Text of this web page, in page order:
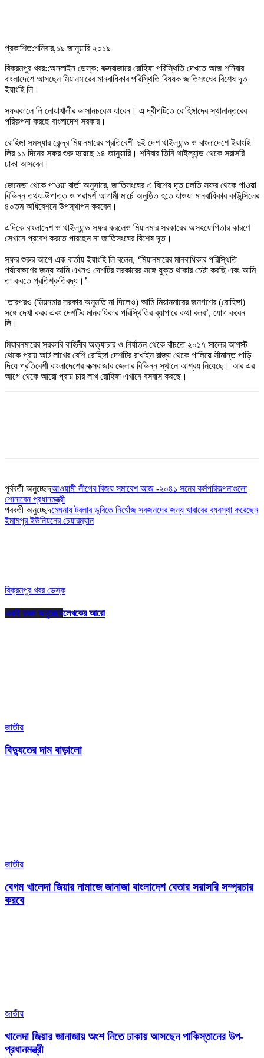
প্রকাশিত:শনিবার,১৯ জানুয়ারি ২০১৯
বিক্রমপুর খবর::অনলাইন ডেস্ক: কক্সবাজারে রোহিঙ্গা পরিস্থিতি দেখতে আজ শনিবার
বাংলাদেশে আসছেন মিয়ানমারের মানবাধিকার পরিস্থিতি বিষয়ক জাতিসংঘের বিশেষ দূত
ইয়াংহি লি।
সফরকালে লি নোয়াখালীর ভাসানচরেও যাবেন। এ দ্বীপটিতে রোহিঙ্গাদের স্থানান্তরের
পরিকল্পনা করছে বাংলাদেশ সরকার।
রোহিঙ্গা সমস্যার কেন্দ্র মিয়ানমারের প্রতিবেশী দুই দেশ থাইল্যান্ড ও বাংলাদেশে ইয়াংহি
লির ১১ দিনের সফর শুরু হয়েছে ১৪ জানুয়ারি। শনিবার তিনি থাইল্যান্ড থেকে সরাসরি
ঢাকা আসবেন।
জেনেভা থেকে পাওয়া বার্তা অনুসারে, জাতিসংঘের এ বিশেষ দূত চলতি সফর থেকে পাওয়া
বিভিন্ন তথ্য-উপাত্ত ও পরামর্শ আগামী মার্চে অনুষ্ঠিত হতে যাওয়া মানবাধিকার কাউন্সিলের
৪০তম অধিবেশনে উপস্থাপন করবেন।
এদিকে বাংলাদেশ ও থাইল্যান্ড সফর করলেও মিয়ানমার সরকারের অসহযোগিতার কারণে
সেখানে প্রবেশ করতে পারছেন না জাতিসংঘের বিশেষ দূত।
সফর শুরুর আগে এক বার্তায় ইয়াংহি লি বলেন, ‘মিয়ানমারের মানবাধিকার পরিস্থিতি
পর্যবেক্ষণের জন্য আমি এখনও দেশটির সরকারের সঙ্গে যুক্ত থাকার চেষ্টা করছি এবং আমি
তা করতে প্রতিশ্রুতিবদ্ধ।’
‘তারপরও (মিয়নমার সরকার অনুমতি না দিলেও) আমি মিয়ানমারের জনগণের (রোহিঙ্গা)
সঙ্গে দেখা করব এবং দেশটির মানবাধিকার পরিস্থিতির ব্যাপারে কথা বলব’, যোগ করেন
লি।
মিয়ারনমারের সরকারি বাহিনীর অত্যাচার ও নির্যাতন থেকে বাঁচতে ২০১৭ সালের আগস্ট
থেকে প্রায় আট লাখের বেশি রোহিঙ্গা দেশটির রাখাইন রাজ্য থেকে পালিয়ে সীমান্ত পাড়ি
দিয়ে প্রতিবেশী বাংলাদেশের কক্সবাজার জেলার বিভিন্ন স্থানে আশ্রয় নিয়েছে। আর এর
আগে থেকে আরো প্রায় চার লাখ রোহিঙ্গা এখানে বসবাস করছে।
পূর্ববর্তী অনুচ্ছেদআওয়ামী লীগের বিজয় সমাবেশ আজ -২০৪১ সনের কর্মপরিকল্পনাগুলো
শোনাবেন প্রধানমন্ত্রী
পরবর্তী অনুচ্ছেদমেঘনায় ট্রলার ডুবিতে নিখোঁজ স্বজনদের জন্য খাবারের ব্যবস্থা করেছেন
ইমামপুর ইউনিয়নের চেয়ারম্যান
বিক্রমপুর খবর ডেস্ক
একই রকম অনুচ্ছেদলেখকের আরো
জাতীয়
বিদ্যুতের দাম বাড়ালো
জাতীয়
বেগম খালেদা জিয়ার নামাজে জানাজা বাংলাদেশ বেতার সরাসরি সম্প্রচার
করবে
জাতীয়
খালেদা জিয়ার জানাজায় অংশ নিতে ঢাকায় আসছেন পাকিস্তানের উপ-
প্রধানমন্ত্রী